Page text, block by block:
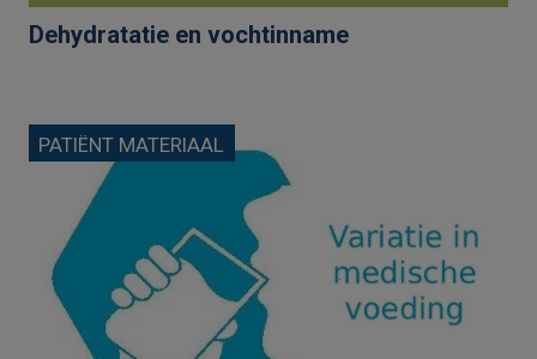
Dehydratatie en vochtinname
PATIËNT MATERIAAL